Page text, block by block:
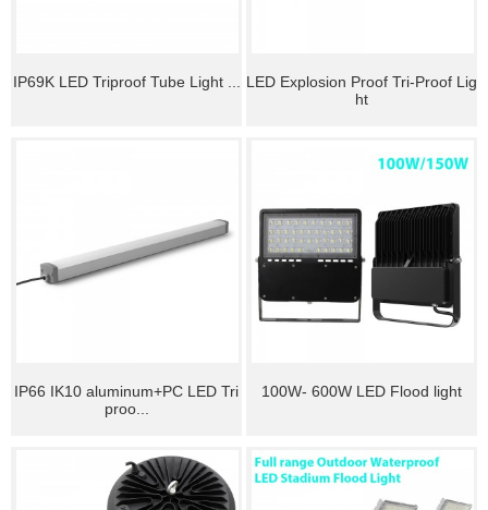
IP69K LED Triproof Tube Light ... LED Explosion Proof Tri-Proof Lig
ht
IP66 IK10 aluminum+PC LED Tri
proo...
100W- 600W LED Flood light